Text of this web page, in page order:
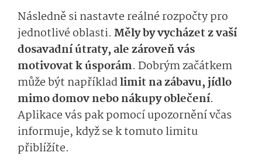
Následně si nastavte reálné rozpočty pro
jednotlivé oblasti. Měly by vycházet z vaší
dosavadní útraty, ale zároveň vás
motivovat k úsporám. Dobrým začátkem
může být napříkladlimit na zábavu, jídlo
mimo domov nebo nákupy oblečení.
Aplikace vás pak pomocí upozornění včas
informuje, když se k tomuto limitu
přiblížíte.